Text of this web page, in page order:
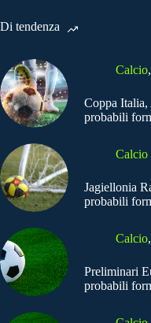
Di tendenza
Calcio,
Coppa Italia,
probabili
Calcio
Jagiellonia
probabili
Calcio,
Preliminari
probabili